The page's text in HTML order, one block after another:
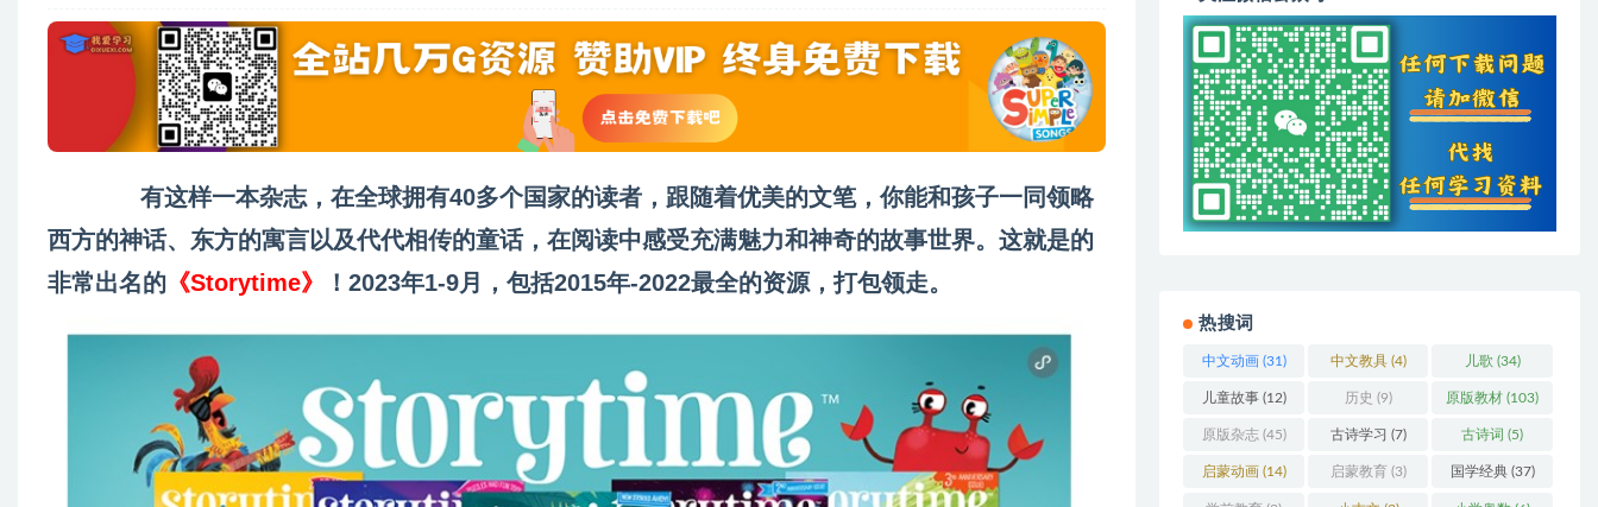
有这样一本杂志，在全球拥有40多个国家的读者，跟随着优美的文笔，你能和孩子一同领略
西方的神话、东方的寓言以及代代相传的童话，在阅读中感受充满魅力和神奇的故事世界。这就是的
非常出名的 《Storytime》 ！2023年1-9月，包括2015年-2022最全的资源，打包领走。
热搜词
中文动画(31) 中文教具(4) 儿歌 (34)
儿童故事(12) 历史 (9) 原版教材 (103)
原版杂志(45) 古诗学习 (7) 古诗词 (5)
启蒙动画 (14) 启蒙教育 (3) 国学经典(37)